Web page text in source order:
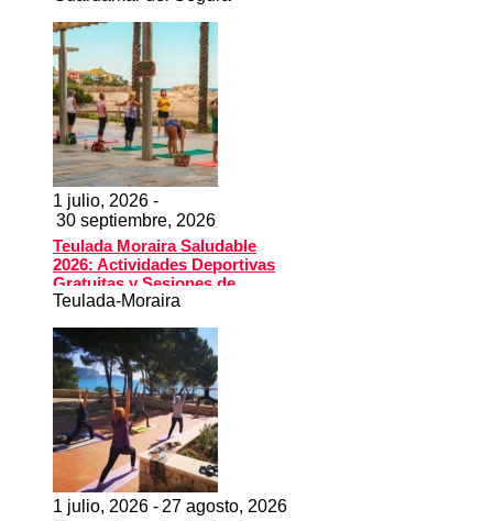
1 julio, 2026 -
30 septiembre, 2026
Teulada Moraira Saludable
2026: Actividades Deportivas
Gratuitas y Sesiones de
Bienestar junto al Mar
Teulada-Moraira
1 julio, 2026 - 27 agosto, 2026